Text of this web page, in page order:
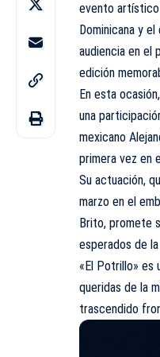
evento artístico
Dominicana y
audiencia en el
edición
En esta
una
mexicano
primera vez en
Su actuación,
marzo en el
Brito, promete
esperados de
«El Potrillo» es
queridas de la
trascendido